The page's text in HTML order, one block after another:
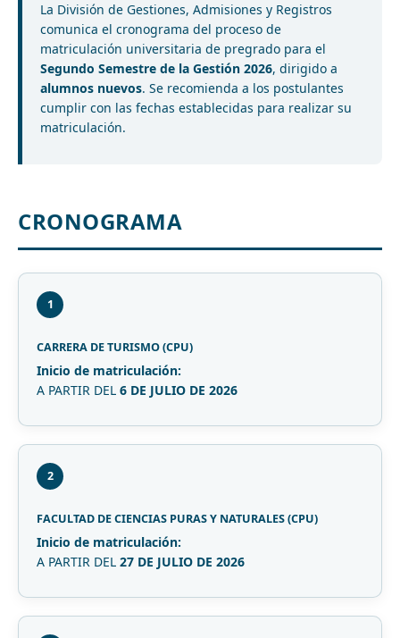
La División de Gestiones, Admisiones y Registros
comunica el cronograma del proceso de
matriculación universitaria de pregrado para el
Segundo Semestre de la Gestión 2026, dirigido a
alumnos nuevos. Se recomienda a los postulantes
cumplir con las fechas establecidas para realizar su
matriculación.
CRONOGRAMA
1
CARRERA DE TURISMO (CPU)
Inicio de matriculación:
A PARTIR DEL 6 DE JULIO DE 2026
2
FACULTAD DE CIENCIAS PURAS Y NATURALES (CPU)
Inicio de matriculación:
A PARTIR DEL 27 DE JULIO DE 2026